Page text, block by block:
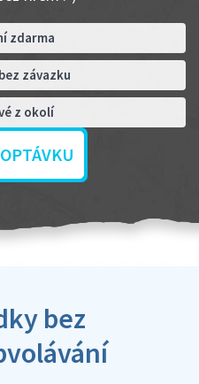
zdarma
závazku
z okolí
bez